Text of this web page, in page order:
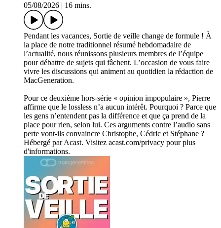
05/08/2026
16 mins.
Pendant les vacances, Sortie de veille change de formule ! À
la place de notre traditionnel résumé hebdomadaire de
l’actualité, nous réunissons plusieurs membres de l’équipe
pour débattre de sujets qui fâchent. L’occasion de vous faire
vivre les discussions qui animent au quotidien la rédaction de
MacGeneration.
Pour ce deuxième hors-série « opinion impopulaire », Pierre
affirme que le lossless n’a aucun intérêt. Pourquoi ? Parce que
les gens n’entendent pas la différence et que ça prend de la
place pour rien, selon lui. Ces arguments contre l’audio sans
perte vont-ils convaincre Christophe, Cédric et Stéphane ?
Hébergé par Acast. Visitez acast.com/privacy pour plus
d'informations.